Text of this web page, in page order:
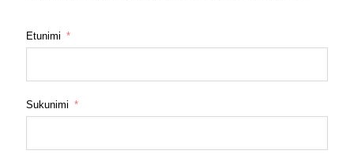
Etunimi
Sukunimi